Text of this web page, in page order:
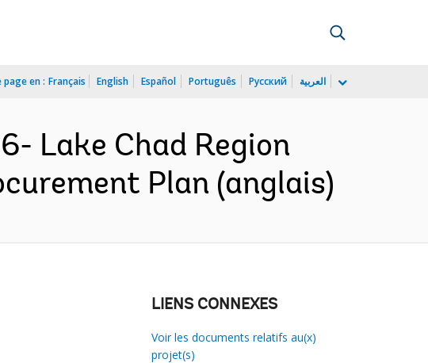
page en : Français English Español Português Русский العربية
Lake Chad Region
Plan (anglais)
LIENS CONNEXES
Voir les documents relatifs au(x)
projet(s)